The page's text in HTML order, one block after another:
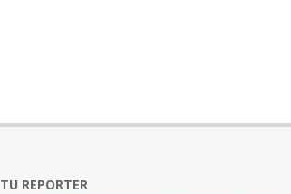
TU REPORTER